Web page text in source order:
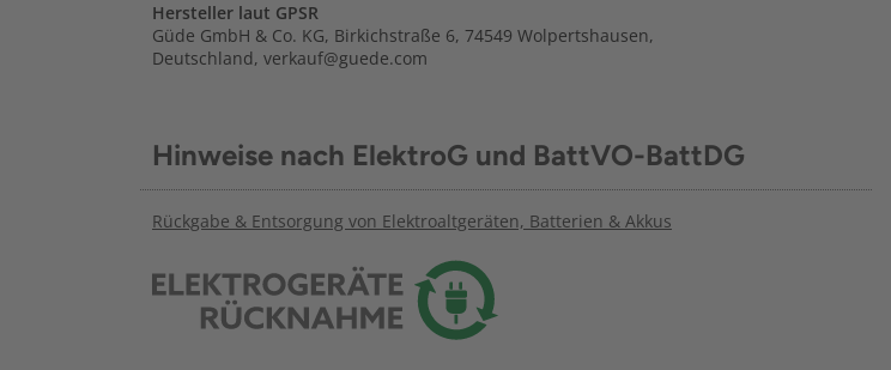
Hersteller laut GPSR
Güde GmbH & Co. KG, Birkichstraße 6, 74549 Wolpertshausen,
Deutschland, verkauf@guede.com
Hinweise nach ElektroG und BattVO-BattDG
Rückgabe & Entsorgung von Elektroaltgeräten, Batterien & Akkus